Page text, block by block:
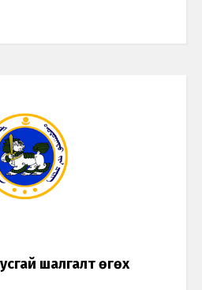
шалгалт өгөх